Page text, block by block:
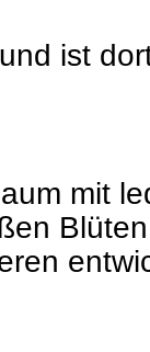
ist
mit